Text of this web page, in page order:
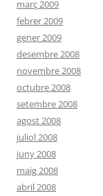
març 2009
febrer 2009
gener 2009
desembre 2008
novembre 2008
octubre 2008
setembre 2008
agost 2008
juliol 2008
juny 2008
maig 2008
abril 2008